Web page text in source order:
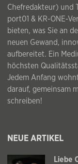
Chefredakteur) und
port01 & KR-ONE-
bieten, was Sie an
neuen Gewand,
aufbereitet. Ein
höchsten
Jedem Anfang
darauf, gemeinsam
schreiben!
NEUE ARTIKEL
Liebe